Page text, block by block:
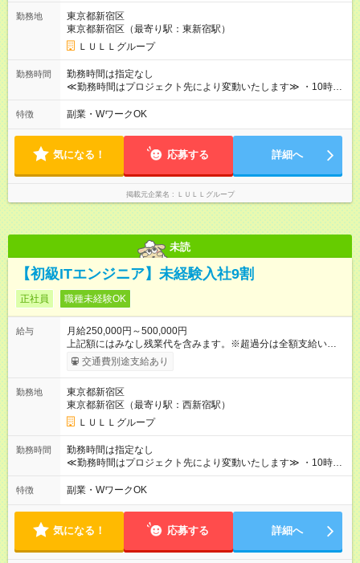
万円～＋業績賞与＋交通費＋各種手当 ※固定残業代（30時間/6
万6，610円分）を含む。超過分は追加支給いたします 能力やス
キルを考慮し初任給を決定。経験者の方は前給考慮も可能で
す！ ◎昇給年1回（研修終了後） ◎賞与年2回（2月・8月）＋業
績賞与あり ◤スキルアップも、収入アップも。◢ 入社後の成長
や頑張りは、しっかり給与で還元しています。 実際にほぼ全員
上アップした社員も。 エンジニアへの還元率は業界高水準の
87％。 スキルを磨いた分だけ、収入アップも目指せる環境で
す！ 【試用期間】試用期間あり 試用期間の長さ：6ヶ月 ※ 雇用
形態と給与に、本採用時と異なる部分があります。 雇用形態：
中途採用（契約社員） 給与：月給 230,000円以上 上記額にはみ
なし残業代を含みます。※超過分は全額支給いたします。 みな
別途支給いたします ※研修期間中（最大12ヶ月間）も、試用期
勤務地
東京都新宿区
東京都新宿区（最寄り駅：東新宿駅）
ＬＵＬＬグループ
勤務時間
勤務時間は指定なし
≪勤務時間はプロジェクト先により変動いたします≫ ・10時00
分～19時00分（休憩1時間） ・9時00分～18時00分（休憩1時
間） ＼平日夜も、ちゃんと「自分時間」がつくれます／ 残業は
やサウナなど、 趣味の時間を楽しむ社員も多くいます◎
特徴 副業・WワークOK
気になる！ 応募する 詳細へ
掲載元企業名 ＬＵＬＬグループ
未読
【初級ITエンジニア】未経験入社9割
正社員 職種未経験OK
給与
月給250,000円～500,000円
上記額にはみなし残業代を含みます。※超過分は全額支給いたし
ます。 みなし残業代 21,675円／月 みなし残業時間 12時間／月 -
------------------------------------------------------- ≪経験者の方は以下と
万円～＋業績賞与＋交通費＋各種手当 ※固定残業代（30時間/6
万6，610円分）を含む。超過分は追加支給いたします 能力やス
キルを考慮し初任給を決定。経験者の方は前給考慮も可能で
す！ ◎昇給年1回（研修終了後） ◎賞与年2回（2月・8月）＋業
績賞与あり ◤スキルアップも、収入アップも。◢ 入社後の成長
や頑張りは、しっかり給与で還元しています。 実際にほぼ全員
上アップした社員も。 エンジニアへの還元率は業界高水準の
87％。 スキルを磨いた分だけ、収入アップも目指せる環境で
す！ 【試用期間】試用期間あり 試用期間の長さ：6ヶ月 ※ 雇用
形態と給与に、本採用時と異なる部分があります。 雇用形態：
中途採用（契約社員） 給与：月給 230,000円以上 上記額にはみ
なし残業代を含みます。※超過分は全額支給いたします。 みな
交通費別途支給あり
勤務地
東京都新宿区
東京都新宿区（最寄り駅：西新宿駅）
ＬＵＬＬグループ
勤務時間
勤務時間は指定なし
≪勤務時間はプロジェクト先により変動いたします≫ ・10時00
分～19時00分（休憩1時間） ・9時00分～18時00分（休憩1時
間） ＼平日夜も、ちゃんと「自分時間」がつくれます／ 残業は
やサウナなど、 趣味の時間を楽しむ社員も多くいます◎
特徴 副業・WワークOK
気になる！ 応募する 詳細へ